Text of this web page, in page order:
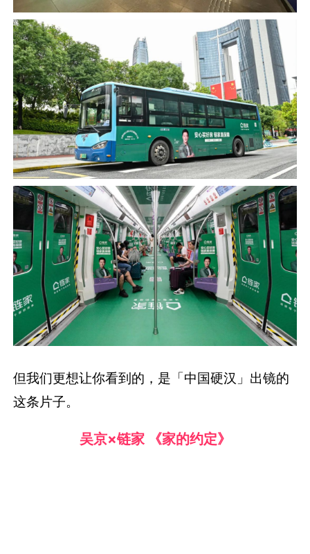
但我们更想让你看到的，是「中国硬汉」出镜的
这条片子。
吴京×链家 《家的约定》